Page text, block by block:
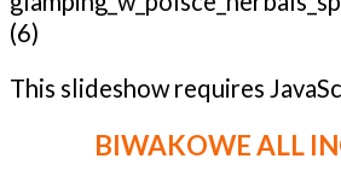
This slideshow requires
BIWAKOWE ALL